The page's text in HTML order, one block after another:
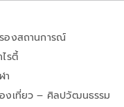
องสถานการณ์
ไรตี้
า
งเที่ยว – ศิลปวัฒนธรรม